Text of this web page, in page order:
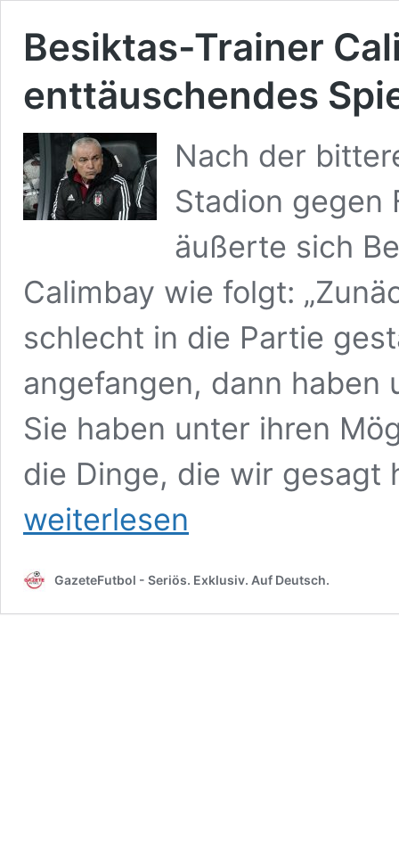
Besiktas-Trainer
enttäuschendes
Nach der
Stadion gegen
äußerte sich
Calimbay wie folgt:
schlecht in die Partie
angefangen, dann haben
Sie haben unter ihren
die Dinge, die wir gesagt
weiterlesen
GazeteFutbol - Seriös. Exklusiv. Auf Deutsch.